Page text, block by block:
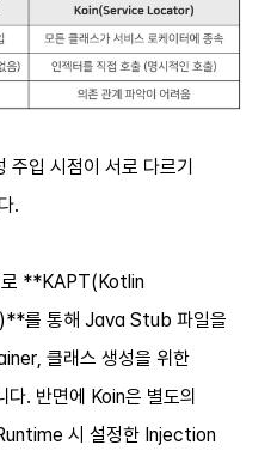
주입 시점이 서로 다르기
.
로 **KAPT(Kotlin
를 통해 Java Stub 파일을
클래스 생성을 위한
. 반면에 Koin은 별도의
시 설정한 Injection